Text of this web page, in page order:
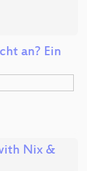
an? Ein
Nix &